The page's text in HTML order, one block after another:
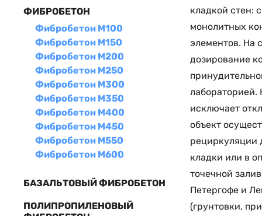
ФИБРОБЕТОН
Фибробетон М100
Фибробетон М150
Фибробетон М200
Фибробетон М250
Фибробетон М300
Фибробетон М350
Фибробетон М400
Фибробетон М450
Фибробетон М550
Фибробетон М600
БАЗАЛЬТОВЫЙ ФИБРОБЕТОН
ПОЛИПРОПИЛЕНОВЫЙ
кладкой стен:
монолитных
элементов. На
дозирование
лабораторией.
исключает
объект
рециркуляции
кладки или в
точечной
Петергофе и
(грунтовки,